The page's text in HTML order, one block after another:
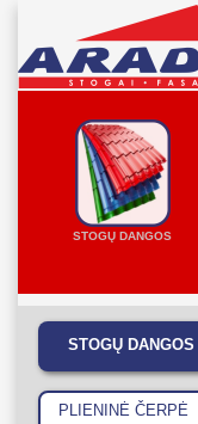
STOGŲ DANGOS
STOGŲ
STOGŲ DANGOS
PLIENINĖ ČERPĖ